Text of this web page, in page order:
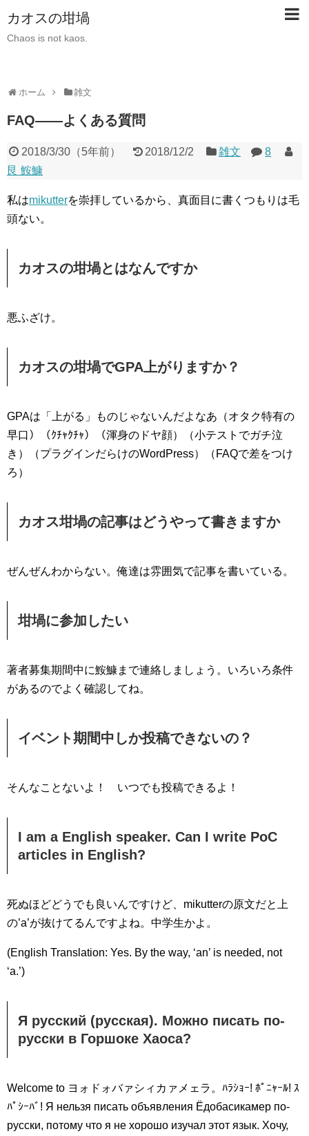
カオスの坩堝
Chaos is not kaos.
ホーム 雑文
FAQ――よくある質問
2018/3/30（5年前） 2018/12/2 雑文
8
艮 鮟鱇
私はmikutterを崇拝しているから、真面目に書くつもりは毛
頭ない。
カオスの坩堝とはなんですか
悪ふざけ。
カオスの坩堝でGPA上がりますか？
GPAは「上がる」ものじゃないんだよなあ（オタク特有の
早口）（ｸﾁｬｸﾁｬ）（渾身のドヤ顔）（小テストでガチ泣
き）（プラグインだらけのWordPress）（FAQで差をつけ
ろ）
カオス坩堝の記事はどうやって書きますか
ぜんぜんわからない。俺達は雰囲気で記事を書いている。
坩堝に参加したい
著者募集期間中に鮟鱇まで連絡しましょう。いろいろ条件
があるのでよく確認してね。
イベント期間中しか投稿できないの？
そんなことないよ！ いつでも投稿できるよ！
I am a English speaker. Can I write PoC
articles in English?
死ぬほどどうでも良いんですけど、mikutterの原文だと上
の’a’が抜けてるんですよね。中学生かよ。
(English Translation: Yes. By the way, ‘an’ is needed, not
‘a.’)
Я русский (русская). Можно писать по-
русски в Горшоке Хаоса?
Welcome to ヨォドォバァシィカァメェラ。ﾊﾗｼｮｰ! ﾎﾟﾆｬｰﾙ! ｽ
ﾊﾟｼｰﾊﾞ! Я нельзя писать объявления Ёдобасикамер по-
русски, потому что я не хорошо изучал этот язык. Хочу,